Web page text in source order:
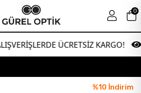
ÜCRETSİZ KARGO!
0
%10 İndirim